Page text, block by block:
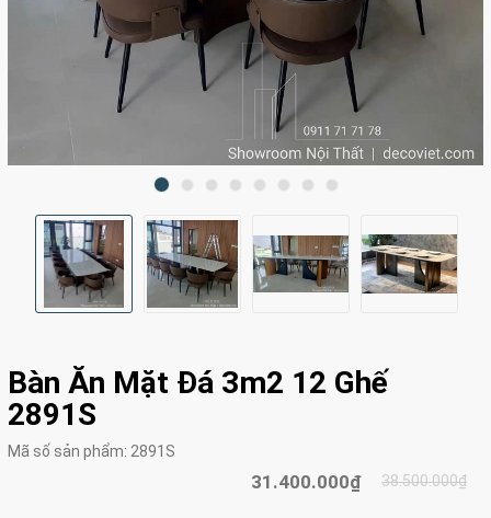
Bàn Ăn Mặt Đá 3m2 12 Ghế
2891S
Mã số sản phẩm: 2891S
31.400.000₫ 38.500.000₫